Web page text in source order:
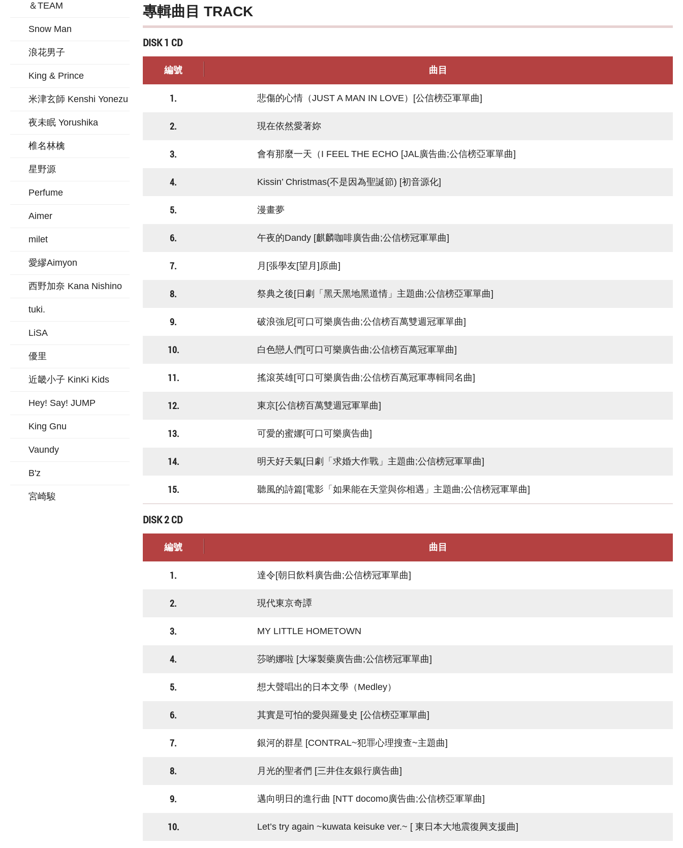
＆TEAM
Snow Man
浪花男子
King & Prince
米津玄師 Kenshi Yonezu
夜未眠 Yorushika
椎名林檎
星野源
Perfume
Aimer
milet
愛繆Aimyon
西野加奈 Kana Nishino
tuki.
LiSA
優里
近畿小子 KinKi Kids
Hey! Say! JUMP
King Gnu
Vaundy
B'z
宮崎駿
專輯曲目 TRACK
DISK 1 CD
編號 曲目
1. 悲傷的心情（JUST A MAN IN LOVE）[公信榜亞軍單曲]
2. 現在依然愛著妳
3. 會有那麼一天（I FEEL THE ECHO [JAL廣告曲;公信榜亞軍單曲]
4. Kissin’ Christmas(不是因為聖誕節) [初音源化]
5. 漫畫夢
6. 午夜的Dandy [麒麟咖啡廣告曲;公信榜冠軍單曲]
7. 月[張學友[望月]原曲]
8. 祭典之後[日劇「黑天黑地黑道情」主題曲;公信榜亞軍單曲]
9. 破浪強尼[可口可樂廣告曲;公信榜百萬雙週冠軍單曲]
10. 白色戀人們[可口可樂廣告曲;公信榜百萬冠軍單曲]
11. 搖滾英雄[可口可樂廣告曲;公信榜百萬冠軍專輯同名曲]
12. 東京[公信榜百萬雙週冠軍單曲]
13. 可愛的蜜娜[可口可樂廣告曲]
14. 明天好天氣[日劇「求婚大作戰」主題曲;公信榜冠軍單曲]
15. 聽風的詩篇[電影「如果能在天堂與你相遇」主題曲;公信榜冠軍單曲]
DISK 2 CD
編號 曲目
1. 達令[朝日飲料廣告曲;公信榜冠軍單曲]
2. 現代東京奇譚
3. MY LITTLE HOMETOWN
4. 莎喲娜啦 [大塚製藥廣告曲;公信榜冠軍單曲]
5. 想大聲唱出的日本文學（Medley）
6. 其實是可怕的愛與羅曼史 [公信榜亞軍單曲]
7. 銀河的群星 [CONTRAL~犯罪心理搜查~主題曲]
8. 月光的聖者們 [三井住友銀行廣告曲]
9. 邁向明日的進行曲 [NTT docomo廣告曲;公信榜亞軍單曲]
10. Let’s try again ~kuwata keisuke ver.~ [ 東日本大地震復興支援曲]